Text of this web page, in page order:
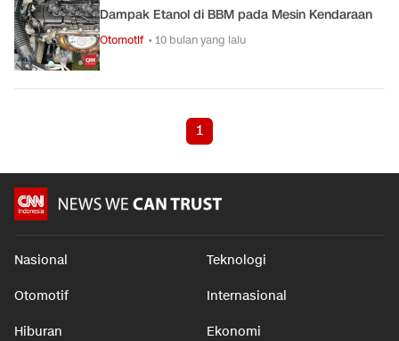
Dampak Etanol di BBM pada Mesin Kendaraan
Otomotif • 10 bulan yang lalu
1
Nasional Teknologi
Otomotif Internasional
Hiburan Ekonomi